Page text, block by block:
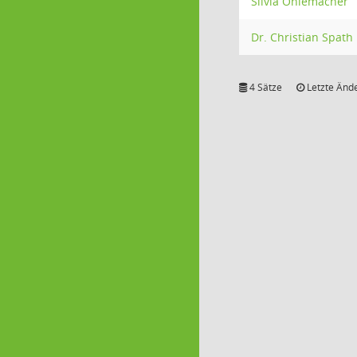
Dr. Christian Spath
4 Sätze Letzte